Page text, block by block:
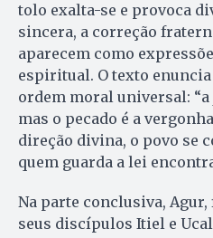
tolo exalta-se e provoca
sincera, a correção
aparecem como
espiritual. O texto
ordem moral universal:
mas o pecado é a
direção divina, o povo se
quem guarda a lei
Na parte conclusiva,
seus discípulos Itiel e